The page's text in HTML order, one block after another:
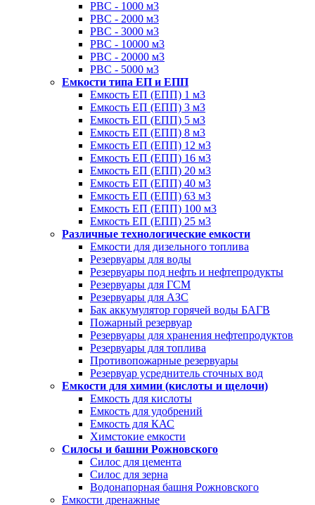
РВС - 1000 м3
РВС - 2000 м3
РВС - 3000 м3
РВС - 10000 м3
РВС - 20000 м3
РВС - 5000 м3
Емкости типа ЕП и ЕПП
Емкость ЕП (ЕПП) 1 м3
Емкость ЕП (ЕПП) 3 м3
Емкость ЕП (ЕПП) 5 м3
Емкость ЕП (ЕПП) 8 м3
Емкость ЕП (ЕПП) 12 м3
Емкость ЕП (ЕПП) 16 м3
Емкость ЕП (ЕПП) 20 м3
Емкость ЕП (ЕПП) 40 м3
Емкость ЕП (ЕПП) 63 м3
Емкость ЕП (ЕПП) 100 м3
Емкость ЕП (ЕПП) 25 м3
Различные технологические емкости
Емкости для дизельного топлива
Резервуары для воды
Резервуары под нефть и нефтепродукты
Резервуары для ГСМ
Резервуары для АЗС
Бак аккумулятор горячей воды БАГВ
Пожарный резервуар
Резервуары для хранения нефтепродуктов
Резервуары для топлива
Противопожарные резервуары
Резервуар усреднитель сточных вод
Емкости для химии (кислоты и щелочи)
Емкость для кислоты
Емкость для удобрений
Емкость для КАС
Химстокие емкости
Силосы и башни Рожновского
Силос для цемента
Силос для зерна
Водонапорная башня Рожновского
Емкости дренажные